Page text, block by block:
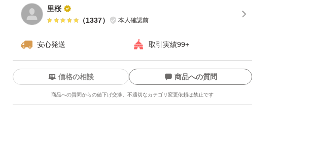
里桜
（1337） 本人確認前
安心発送 取引実績99+
て
ッジを付与しています
価格の相談 商品への質問
商品への質問からの値下げ交渉、不適切なカテゴリ変更依頼は禁止です